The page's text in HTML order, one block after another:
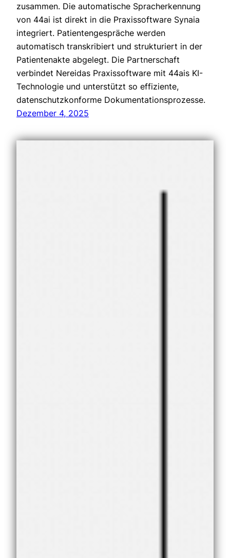
zusammen. Die automatische Spracherkennung
von 44ai ist direkt in die Praxissoftware Synaia
integriert. Patientengespräche werden
automatisch transkribiert und strukturiert in der
Patientenakte abgelegt. Die Partnerschaft
verbindet Nereidas Praxissoftware mit 44ais KI-
Technologie und unterstützt so effiziente,
datenschutzkonforme Dokumentationsprozesse.
Dezember 4, 2025